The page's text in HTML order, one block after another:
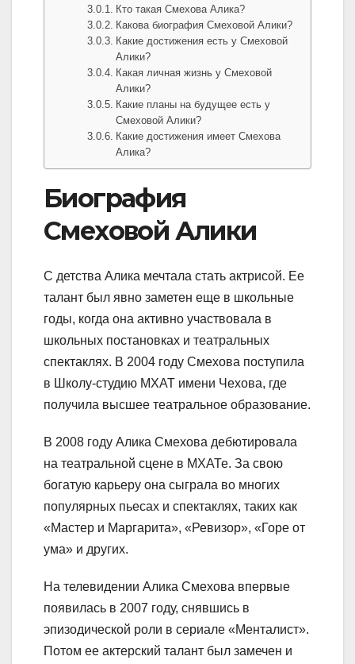
Кто такая Смехова Алика?
Какова биография Смеховой Алики?
Какие достижения есть у Смеховой
Алики?
Какая личная жизнь у Смеховой
Алики?
Какие планы на будущее есть у
Смеховой Алики?
Какие достижения имеет Смехова
Алика?
Биография
Смеховой Алики
С детства Алика мечтала стать актрисой. Ее
талант был явно заметен еще в школьные
годы, когда она активно участвовала в
школьных постановках и театральных
спектаклях. В 2004 году Смехова поступила
в Школу-студию МХАТ имени Чехова, где
получила высшее театральное образование.
В 2008 году Алика Смехова дебютировала
на театральной сцене в МХАТе. За свою
богатую карьеру она сыграла во многих
популярных пьесах и спектаклях, таких как
«Мастер и Маргарита», «Ревизор», «Горе от
ума» и других.
На телевидении Алика Смехова впервые
появилась в 2007 году, снявшись в
эпизодической роли в сериале «Менталист».
Потом ее актерский талант был замечен и